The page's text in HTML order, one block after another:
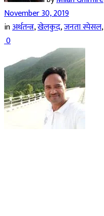
November 30, 2019
inअर्थतन्त्र,खेलकुद,जनता स्पेसल,
0